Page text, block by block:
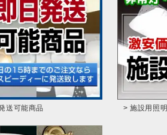
送可能商品 > 施設用照明